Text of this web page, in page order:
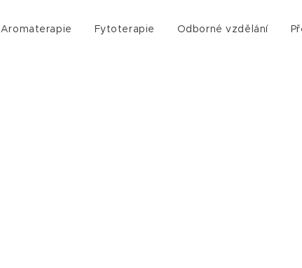
Aromaterapie Fytoterapie Odborné vzdělání